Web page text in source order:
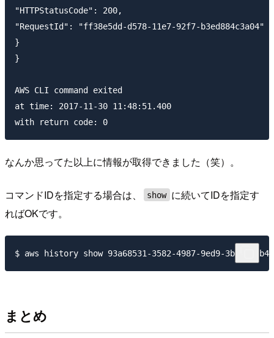
"HTTPStatusCode": 200,
"RequestId": "ff38e5dd-d578-11e7-92f7-b3ed884c3a04"
}
}
AWS CLI command exited
at time: 2017-11-30 11:48:51.400
なんか思ってた以上に情報が取得できました（笑）。
コマンドIDを指定する場合は、 show に続いてIDを指定す
ればOKです。
まとめ